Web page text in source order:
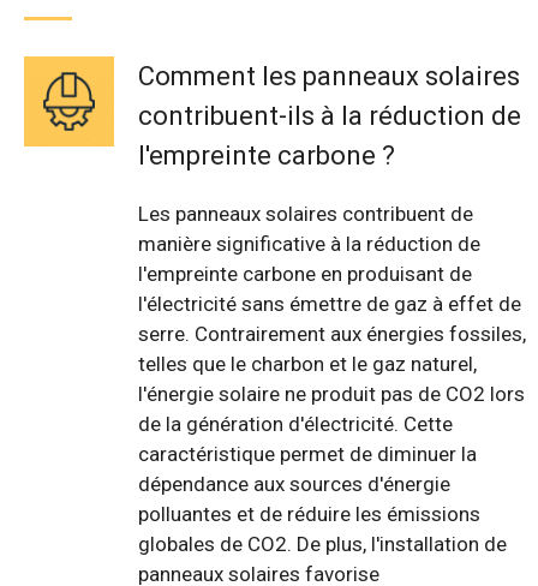
Comment les panneaux solaires
contribuent-ils à la réduction de
l'empreinte carbone ?
Les panneaux solaires contribuent de
manière significative à la réduction de
l'empreinte carbone en produisant de
l'électricité sans émettre de gaz à effet de
serre. Contrairement aux énergies fossiles,
telles que le charbon et le gaz naturel,
l'énergie solaire ne produit pas de CO2 lors
de la génération d'électricité. Cette
caractéristique permet de diminuer la
dépendance aux sources d'énergie
polluantes et de réduire les émissions
globales de CO2. De plus, l'installation de
panneaux solaires favorise